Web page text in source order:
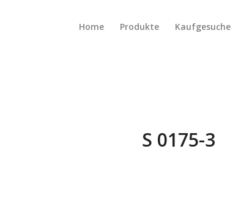
Home Produkte Kaufgesuche
S 0175-3